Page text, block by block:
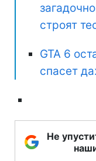
строят
GTA 6
спасет
Не